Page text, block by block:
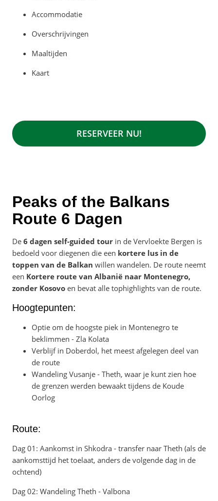
Accommodatie
Overschrijvingen
Maaltijden
Kaart
RESERVEER NU!
Peaks of the Balkans
Route 6 Dagen
De 6 dagen self-guided tour in de Vervloekte Bergen is
bedoeld voor diegenen die een kortere lus in de
toppen van de Balkan willen wandelen. De route neemt
een Kortere route van Albanië naar Montenegro,
zonder Kosovo en bevat alle tophighlights van de route.
Hoogtepunten:
Optie om de hoogste piek in Montenegro te
beklimmen - Zla Kolata
Verblijf in Doberdol, het meest afgelegen deel van
de route
Wandeling Vusanje - Theth, waar je kunt zien hoe
de grenzen werden bewaakt tijdens de Koude
Oorlog
Route:
Dag 01: Aankomst in Shkodra - transfer naar Theth (als de
aankomsttijd het toelaat, anders de volgende dag in de
ochtend)
Dag 02: Wandeling Theth - Valbona